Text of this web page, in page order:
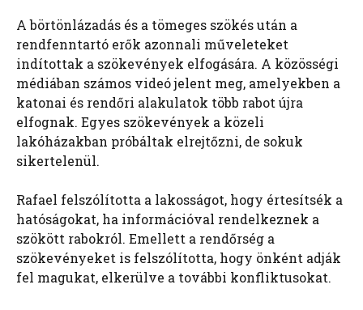
A börtönlázadás és a tömeges szökés után a
rendfenntartó erők azonnali műveleteket
indítottak a szökevények elfogására. A közösségi
médiában számos videó jelent meg, amelyekben a
katonai és rendőri alakulatok több rabot újra
elfognak. Egyes szökevények a közeli
lakóházakban próbáltak elrejtőzni, de sokuk
sikertelenül.
Rafael felszólította a lakosságot, hogy értesítsék a
hatóságokat, ha információval rendelkeznek a
szökött rabokról. Emellett a rendőrség a
szökevényeket is felszólította, hogy önként adják
fel magukat, elkerülve a további konfliktusokat.